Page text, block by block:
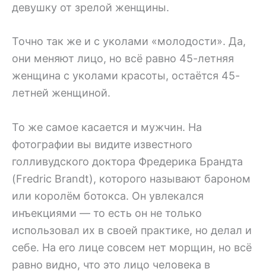
девушку от зрелой женщины.
Точно так же и с уколами «молодости». Да,
они меняют лицо, но всё равно 45-летняя
женщина с уколами красоты, остаётся 45-
летней женщиной.
То же самое касается и мужчин. На
фотографии вы видите известного
голливудского доктора Фредерика Брандта
(Fredric Brandt), которого называют бароном
или королём ботокса. Он увлекался
инъекциями — то есть он не только
использовал их в своей практике, но делал и
себе. На его лице совсем нет морщин, но всё
равно видно, что это лицо человека в